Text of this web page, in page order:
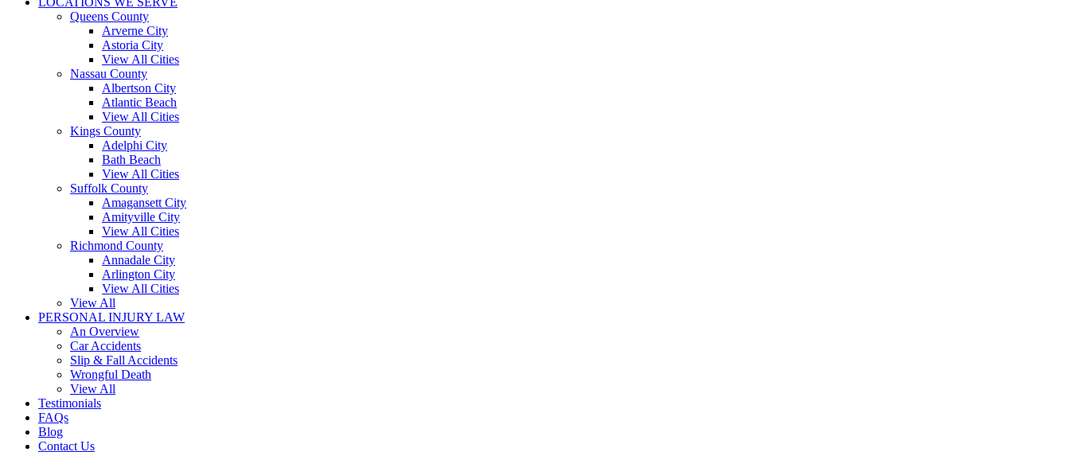
Queens County
Arverne City
Astoria City
View All Cities
Nassau County
Albertson City
Atlantic Beach
View All Cities
Kings County
Adelphi City
Bath Beach
View All Cities
Suffolk County
Amagansett City
Amityville City
View All Cities
Richmond County
Annadale City
Arlington City
View All Cities
View All
PERSONAL INJURY LAW
An Overview
Car Accidents
Slip & Fall Accidents
Wrongful Death
View All
Testimonials
FAQs
Blog
Contact Us